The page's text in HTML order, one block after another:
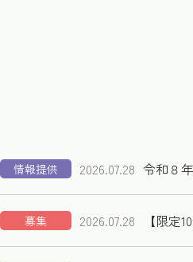
情報提供 2026.07.28 令和８
募集 2026.07.28 【限定